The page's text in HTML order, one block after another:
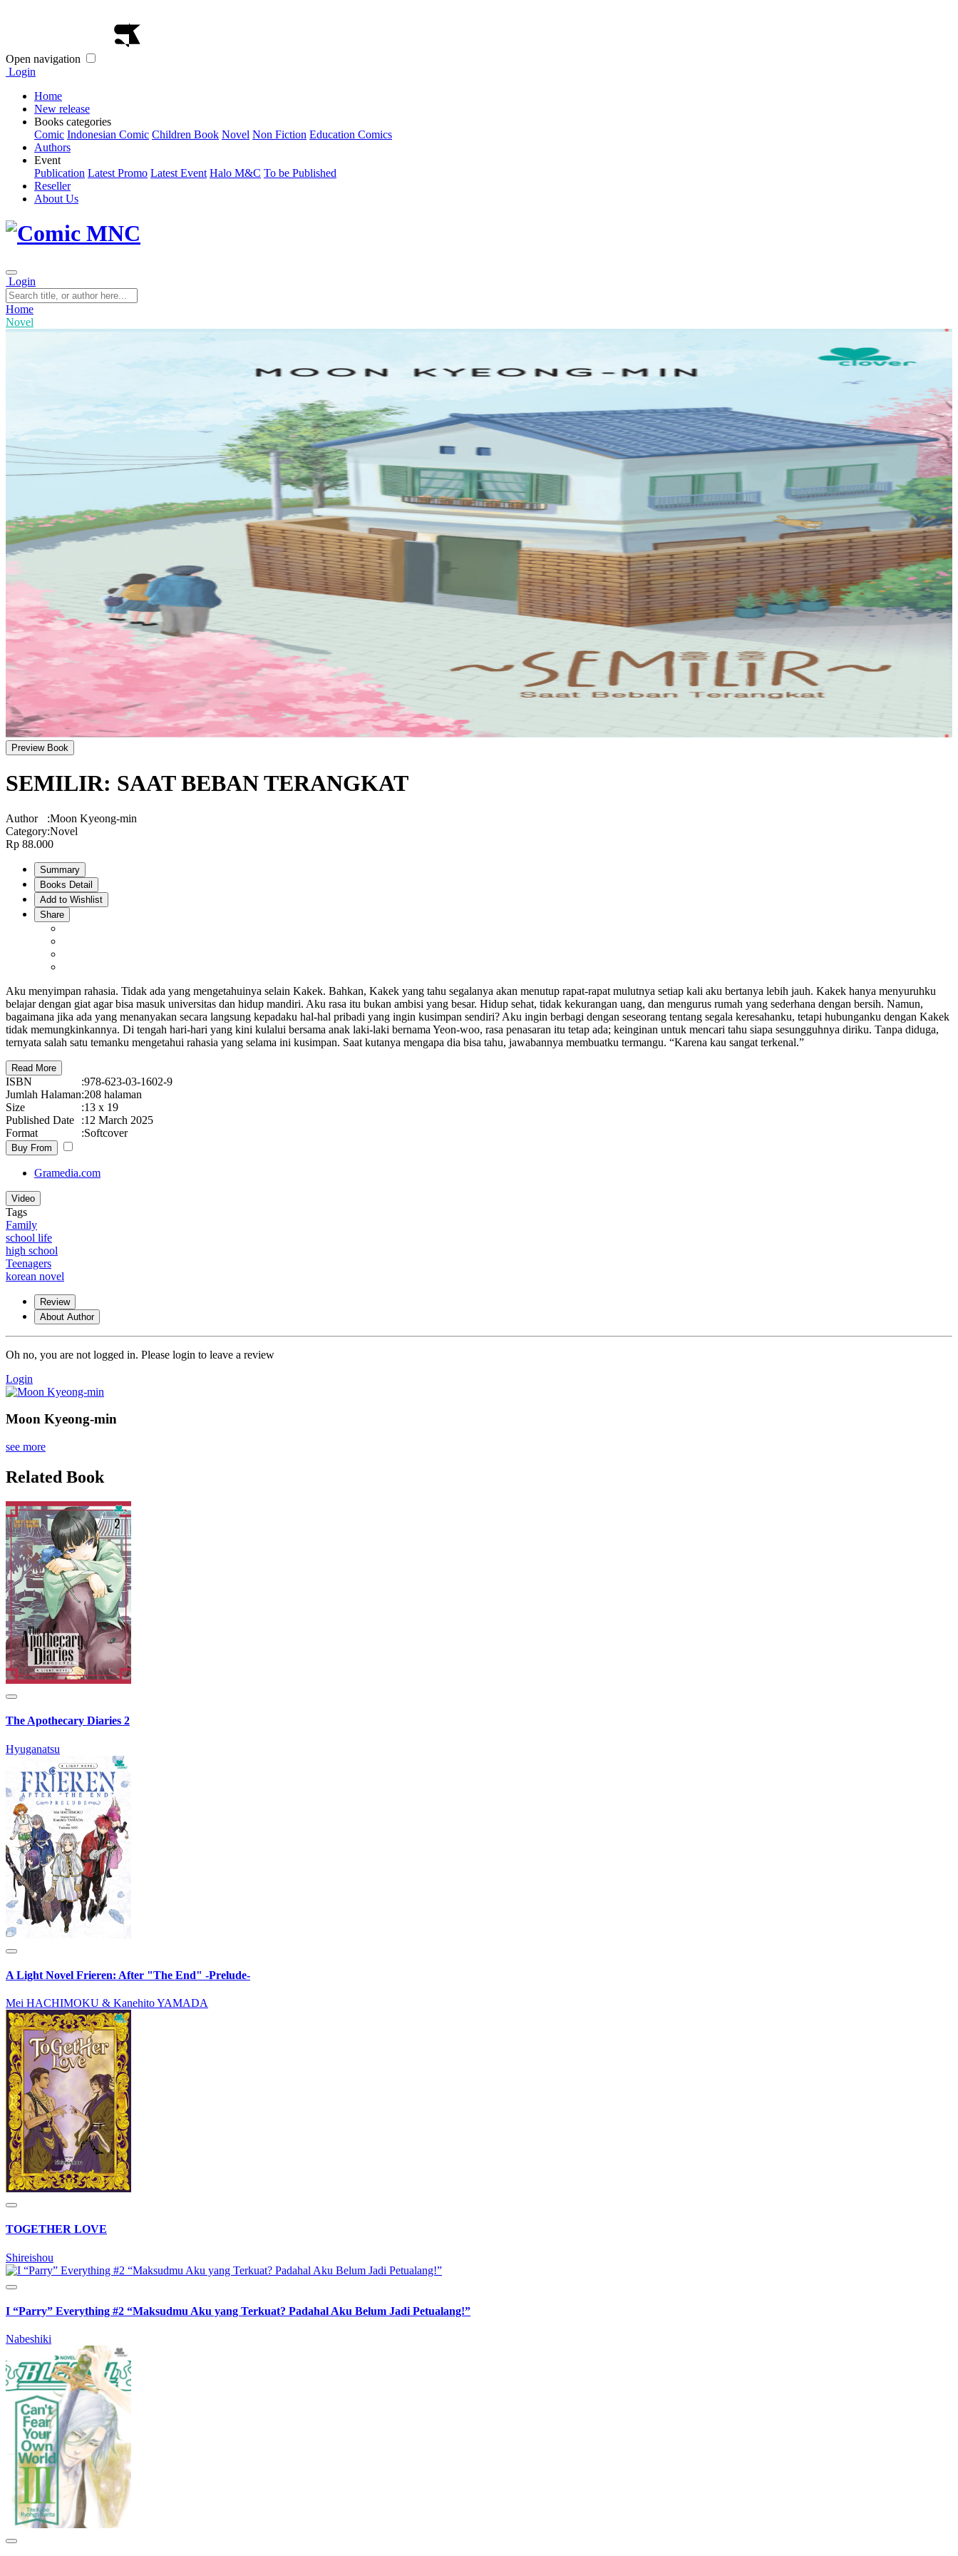
Open navigation
Login
Home
New release
Books categories
Comic Indonesian Comic Children Book Novel Non Fiction Education Comics
Authors
Event
Publication Latest Promo Latest Event Halo M&C To be Published
Reseller
About Us
Login
Home
Novel
Preview Book
SEMILIR: SAAT BEBAN TERANGKAT
Author :Moon Kyeong-min
Category:Novel
Rp 88.000
Summary
Books Detail
Add to Wishlist
Share
Aku menyimpan rahasia. Tidak ada yang mengetahuinya selain Kakek. Bahkan, Kakek yang tahu segalanya akan menutup rapat-rapat mulutnya setiap kali aku bertanya lebih jauh. Kakek hanya menyuruhku
belajar dengan giat agar bisa masuk universitas dan hidup mandiri. Aku rasa itu bukan ambisi yang besar. Hidup sehat, tidak kekurangan uang, dan mengurus rumah yang sederhana dengan bersih. Namun,
bagaimana jika ada yang menanyakan secara langsung kepadaku hal-hal pribadi yang ingin kusimpan sendiri? Aku ingin berbagi dengan seseorang tentang segala keresahanku, tetapi hubunganku dengan Kakek
tidak memungkinkannya. Di tengah hari-hari yang kini kulalui bersama anak laki-laki bernama Yeon-woo, rasa penasaran itu tetap ada; keinginan untuk mencari tahu siapa sesungguhnya diriku. Tanpa diduga,
ternyata salah satu temanku mengetahui rahasia yang selama ini kusimpan. Saat kutanya mengapa dia bisa tahu, jawabannya membuatku termangu. “Karena kau sangat terkenal.”
Read More
ISBN :978-623-03-1602-9
Jumlah Halaman:208 halaman
Size
:13 x 19
Published Date
:12 March 2025
Format
:Softcover
Buy From
Gramedia.com
Video
Tags
Family
school life
high school
Teenagers
korean novel
Review
About Author
Oh no, you are not logged in. Please login to leave a review
Login
Moon Kyeong-min
see more
Related Book
The Apothecary Diaries 2
Hyuganatsu
A Light Novel Frieren: After "The End" -Prelude-
Mei HACHIMOKU & Kanehito YAMADA
TOGETHER LOVE
Shireishou
I “Parry” Everything #2 “Maksudmu Aku yang Terkuat? Padahal Aku Belum Jadi Petualang!”
Nabeshiki